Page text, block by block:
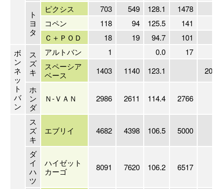
ト
ヨ
タ
ピクシス 703 549 128.1 1478
コペン
118 94 125.5 141
Ｃ＋ＰＯＤ
18 19 94.7 101
ボ
ン
ネ
ッ
ト
バ
ン
ス
ズ
キ
アルトバン 1 0.0 17
スペーシア
ベース
1403 1140 123.1
ホ
ン
ダ
Ｎ-ＶＡＮ 2986 2611 114.4 2766
ス
ズ
キ
エブリイ 4682 4398 106.5 5000
ダ
イ
ハ
ツ
ハイゼット
カーゴ
8091 7620 106.2 6517